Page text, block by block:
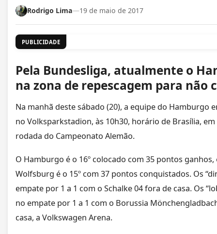
Rodrigo Lima—19 de maio de 2017
PUBLICIDADE
Pela Bundesliga, atualmente o
na zona de repescagem para não
Na manhã deste sábado (20), a equipe do Hamburgo
no Volksparkstadion, às 10h30, horário de Brasília, em
rodada do Campeonato Alemão.
O Hamburgo é o 16º colocado com 35 pontos
Wolfsburg é o 15º com 37 pontos conquistados. Os
empate por 1 a 1 com o Schalke 04 fora de casa. Os
no empate por 1 a 1 com o Borussia
casa, a Volkswagen Arena.